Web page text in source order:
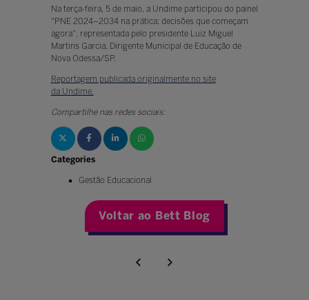
Na terça-feira, 5 de maio, a Undime participou do painel
"PNE 2024–2034 na prática: decisões que começam
agora", representada pelo presidente Luiz Miguel
Martins Garcia, Dirigente Municipal de Educação de
Nova Odessa/SP.
Reportagem publicada originalmente no site
da Undime.
Compartilhe nas redes sociais:
Categories
Gestão Educacional
Voltar ao Bett Blog